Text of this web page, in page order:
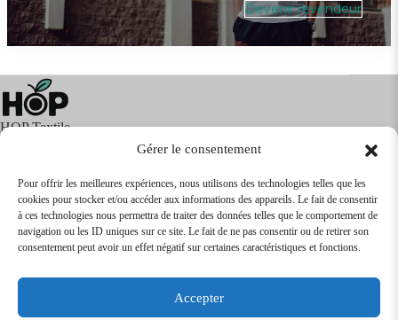
Gérer le consentement
Pour offrir les meilleures expériences, nous utilisons des technologies telles que les
cookies pour stocker et/ou accéder aux informations des appareils. Le fait de consentir
à ces technologies nous permettra de traiter des données telles que le comportement de
navigation ou les ID uniques sur ce site. Le fait de ne pas consentir ou de retirer son
consentement peut avoir un effet négatif sur certaines caractéristiques et fonctions.
Accepter
Devenir revendeur
HOP Textile
Textile Articles Publicitaires
Infos
Boutique en ligne
Express 24H
Tarifs Revendeurs